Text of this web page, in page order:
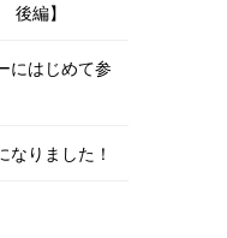
後編】
にはじめて参
なりました！